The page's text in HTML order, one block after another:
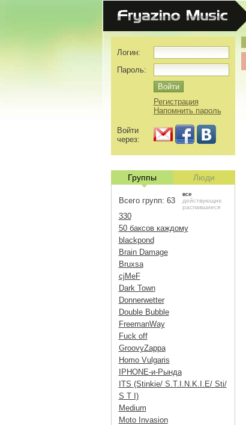
Логин:
Пароль:
Регистрация
Напомнить пароль
Войти
через:
Группы Люди
Всего групп: 63
все
действующие
распавшиеся
330
50 баксов каждому
blackpond
Brain Damage
Bruxsa
cjMeF
Dark Town
Donnerwetter
Double Bubble
FreemanWay
Fuck off
GroovyZappa
Homo Vulgaris
IPHONE-и-Рында
ITS (Stinkie/ S.T.I.N.K.I.E/ Sti/
S T I)
Medium
Moto Invasion